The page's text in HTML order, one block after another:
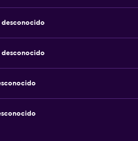
desconocido
desconocido